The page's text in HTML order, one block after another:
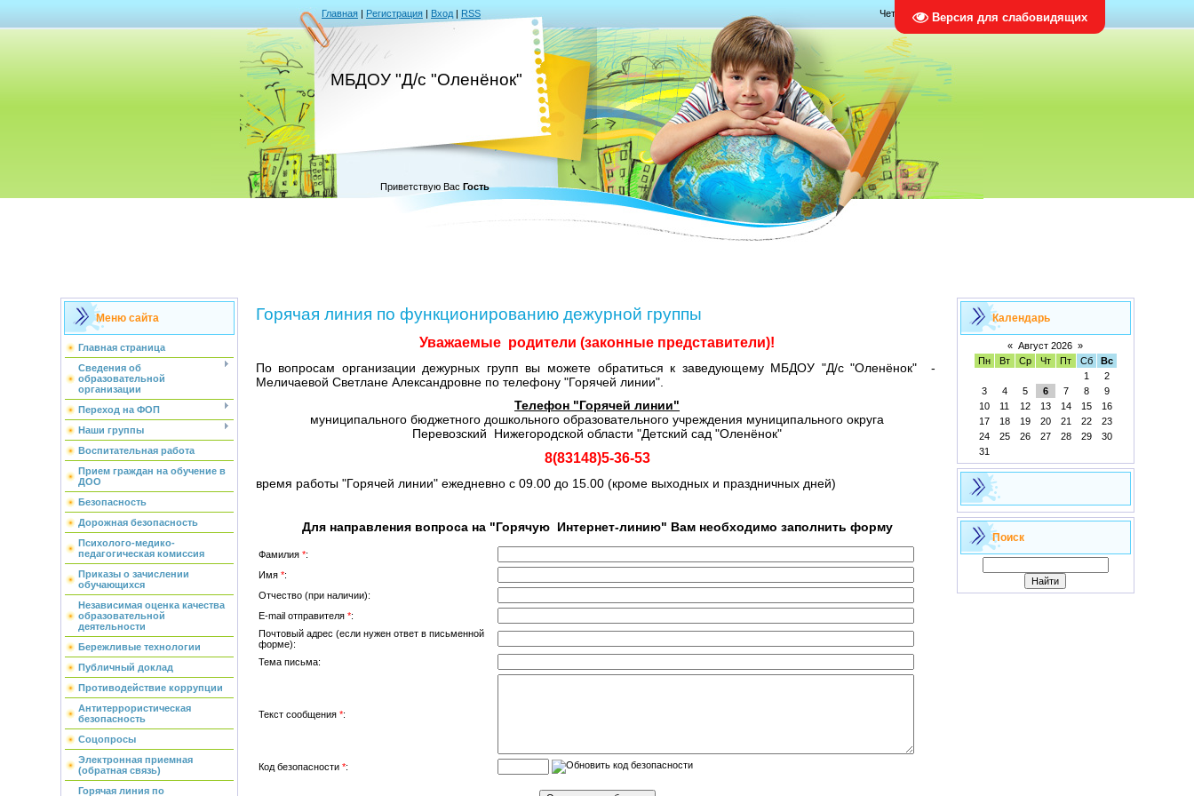
Версия для слабовидящих
Главная | Регистрация | Вход | RSS Четверг, 06.08.2026, 08:26
МБДОУ "Д/с "Оленёнок"
Приветствую Вас Гость
Меню сайта
Главная страница
Сведения об
образовательной
организации
Переход на ФОП
Наши группы
Воспитательная работа
Прием граждан на обучение в
ДОО
Безопасность
Дорожная безопасность
Психолого-медико-
педагогическая комиссия
Приказы о зачислении
обучающихся
Независимая оценка качества
образовательной
деятельности
Бережливые технологии
Публичный доклад
Противодействие коррупции
Антитеррористическая
безопасность
Соцопросы
Электронная приемная
(обратная связь)
Горячая линия по
Горячая линия по функционированию дежурной группы
Уважаемые родители (законные представители)!
По вопросам организации дежурных групп вы можете обратиться к заведующему МБДОУ "Д/с "Оленёнок" -
Меличаевой Светлане Александровне по телефону "Горячей линии".
Телефон "Горячей линии"
муниципального бюджетного дошкольного образовательного учреждения муниципального округа
Перевозский Нижегородской области "Детский сад "Оленёнок"
8(83148)5-36-53
время работы "Горячей линии" ежедневно с 09.00 до 15.00 (кроме выходных и праздничных дней)
Для направления вопроса на "Горячую Интернет-линию" Вам необходимо заполнить форму
Фамилия *:
Имя *:
Отчество (при наличии):
E-mail отправителя *:
Почтовый адрес (если нужен ответ в письменной
форме):
Тема письма:
Текст сообщения *:
Код безопасности *:
Календарь
« Август 2026 »
Пн
Вт Ср Чт Пт Сб
Вс
1
2
3
4 5 6 7 8
9
10
11 12 13 14 15
16
17
18 19 20 21 22
23
24
25 26 27 28 29
30
31
Поиск